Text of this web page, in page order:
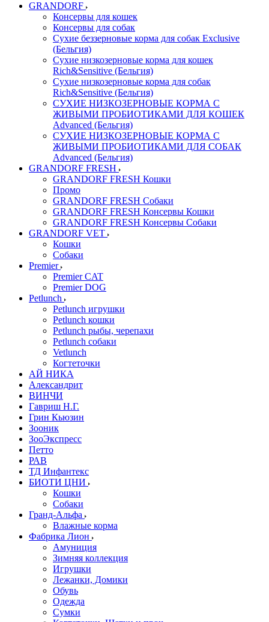
GRANDORF
Консервы для кошек
Консервы для собак
Сухие беззерновые корма для собак Exclusive
(Бельгия)
Сухие низкозерновые корма для кошек
Rich&Sensitive (Бельгия)
Сухие низкозерновые корма для собак
Rich&Sensitive (Бельгия)
СУХИЕ НИЗКОЗЕРНОВЫЕ КОРМА С
ЖИВЫМИ ПРОБИОТИКАМИ ДЛЯ КОШЕК
Advanced (Бельгия)
СУХИЕ НИЗКОЗЕРНОВЫЕ КОРМА С
ЖИВЫМИ ПРОБИОТИКАМИ ДЛЯ СОБАК
Advanced (Бельгия)
GRANDORF FRESH
GRANDORF FRESH Кошки
Промо
GRANDORF FRESH Собаки
GRANDORF FRESH Консервы Кошки
GRANDORF FRESH Консервы Собаки
GRANDORF VET
Кошки
Собаки
Premier
Premier CAT
Premier DOG
Petlunch
Petlunch игрушки
Petlunch кошки
Petlunch рыбы, черепахи
Petlunch собаки
Vetlunch
Когтеточки
АЙ НИКА
Александрит
ВИНЧИ
Гавриш Н.Г.
Грин Кьюзин
Зооник
ЗооЭкспресс
Петто
РАВ
ТД Инфантекс
БИОТИ ЦНИ
Кошки
Собаки
Гранд-Альфа
Влажные корма
Фабрика Лион
Амуниция
Зимняя коллекция
Игрушки
Лежанки, Домики
Обувь
Одежда
Сумки